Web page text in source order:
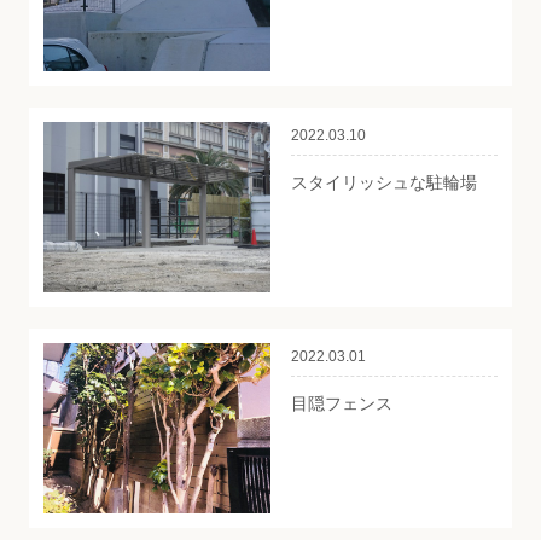
2022.03.10
スタイリッシュな駐輪場
2022.03.01
目隠フェンス